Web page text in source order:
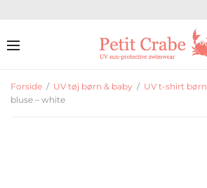
Forside / UV tøj børn & baby / UV t-shirt børn
bluse – white